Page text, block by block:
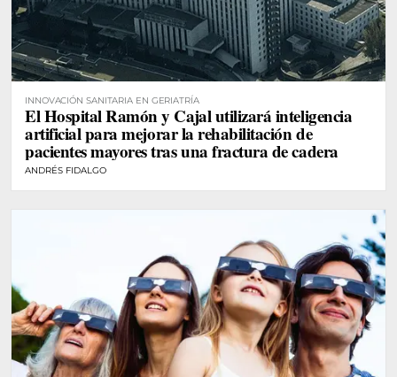
INNOVACIÓN SANITARIA EN GERIATRÍA
El Hospital Ramón y Cajal utilizará inteligencia
artificial para mejorar la rehabilitación de
pacientes mayores tras una fractura de cadera
ANDRÉS FIDALGO